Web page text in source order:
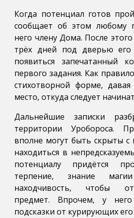
Когда потенциал готов
сообщает об этом любому
него члену Дома. После
трёх дней под дверью
появиться запечатанный
первого задания. Как
стихотворной форме,
место, откуда следует
Дальнейшие записки
территории Уробороса.
вполне могут быть скрыты
находиться в
потенциалу придётся
терпение, знание
находчивость, чтобы
предмет. Впрочем, у
подсказки от курирующих